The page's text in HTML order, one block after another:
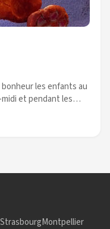
et pendant les
StrasbourgMontpellier